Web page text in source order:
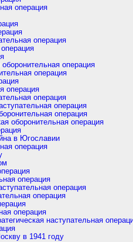
операция
операция
операция
операция
операция
операция
операция
операция
оборонительная операция
в Югославии
операция
операция
операция
операция
операция
наступательная
в 1941 году